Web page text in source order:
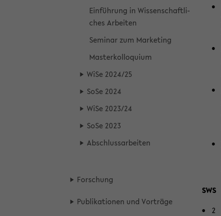
Ein­füh­rung in Wis­sen­schaft­li­
ches Ar­bei­ten
Se­mi­nar zum Mar­ke­ting
Mas­ter­kol­lo­qui­um
WiSe 2024/25
SoSe 2024
WiSe 2023/24
SoSe 2023
Ab­schluss­ar­bei­ten
For­schung
Pu­bli­ka­tio­nen und Vor­trä­ge
SWS
2